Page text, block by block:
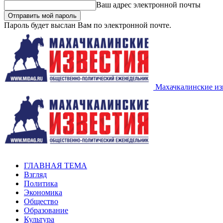
Ваш адрес электронной почты
Пароль будет выслан Вам по электронной почте.
Махачкалинские
ГЛАВНАЯ ТЕМА
Взгляд
Политика
Экономика
Общество
Образование
Культура